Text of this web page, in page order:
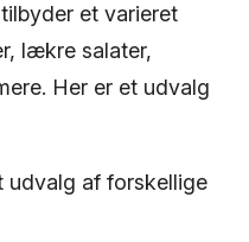
et varieret
lækre salater,
Her er et udvalg
udvalg af forskellige